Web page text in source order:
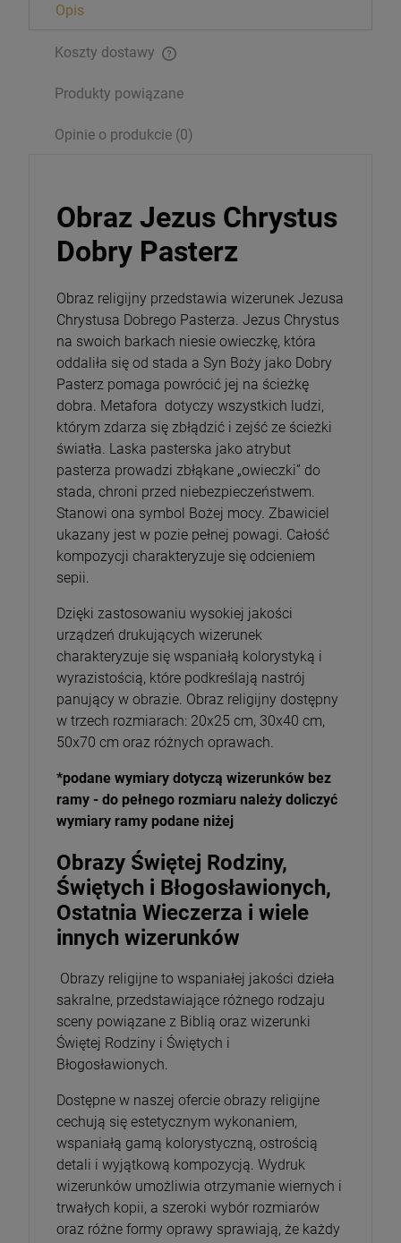
26,00 zł
Opis
Koszty dostawy
Produkty powiązane
Opinie o produkcie (0)
Obraz Jezus Chrystus
Dobry Pasterz
Obraz religijny przedstawia wizerunek Jezusa
Chrystusa Dobrego Pasterza. Jezus Chrystus
na swoich barkach niesie owieczkę, która
oddaliła się od stada a Syn Boży jako Dobry
Pasterz pomaga powrócić jej na ścieżkę
dobra. Metafora dotyczy wszystkich ludzi,
którym zdarza się zbłądzić i zejść ze ścieżki
światła. Laska pasterska jako atrybut
pasterza prowadzi zbłąkane „owieczki” do
stada, chroni przed niebezpieczeństwem.
Stanowi ona symbol Bożej mocy. Zbawiciel
ukazany jest w pozie pełnej powagi. Całość
kompozycji charakteryzuje się odcieniem
sepii.
Dzięki zastosowaniu wysokiej jakości
urządzeń drukujących wizerunek
charakteryzuje się wspaniałą kolorystyką i
wyrazistością, które podkreślają nastrój
panujący w obrazie. Obraz religijny dostępny
w trzech rozmiarach: 20x25 cm, 30x40 cm,
50x70 cm oraz różnych oprawach.
*podane wymiary dotyczą wizerunków bez
ramy - do pełnego rozmiaru należy doliczyć
wymiary ramy podane niżej
Obrazy Świętej Rodziny,
Świętych i Błogosławionych,
Ostatnia Wieczerza i wiele
innych wizerunków
Obrazy religijne to wspaniałej jakości dzieła
sakralne, przedstawiające różnego rodzaju
sceny powiązane z Biblią oraz wizerunki
Świętej Rodziny i Świętych i
Błogosławionych.
Dostępne w naszej ofercie obrazy religijne
cechują się estetycznym wykonaniem,
wspaniałą gamą kolorystyczną, ostrością
detali i wyjątkową kompozycją. Wydruk
wizerunków umożliwia otrzymanie wiernych i
trwałych kopii, a szeroki wybór rozmiarów
oraz różne formy oprawy sprawiają, że każdy